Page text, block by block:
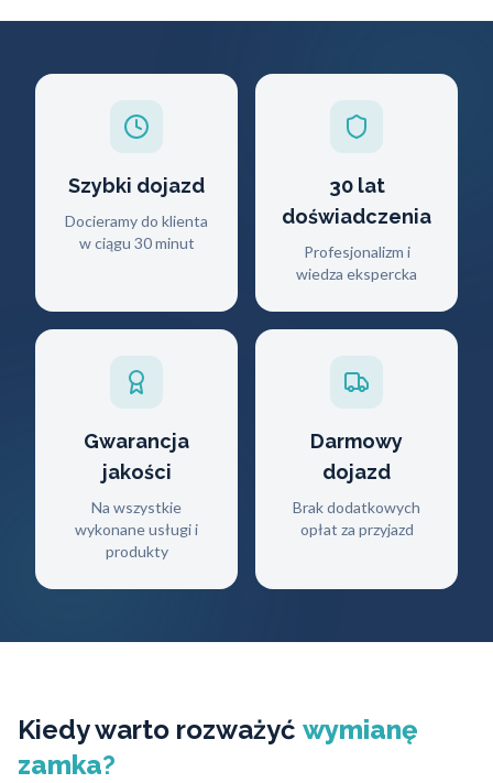
Szybki dojazd
Docieramy do klienta
w ciągu 30 minut
30 lat
doświadczenia
Profesjonalizm i
wiedza ekspercka
Gwarancja
jakości
Na wszystkie
wykonane usługi i
produkty
Darmowy
dojazd
Brak dodatkowych
opłat za przyjazd
Kiedy warto rozważyć wymianę
zamka?